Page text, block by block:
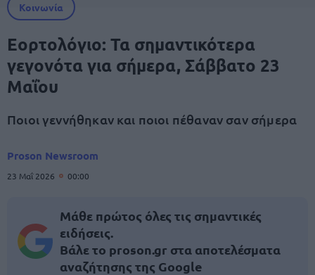
Κοινωνία
Εορτολόγιο: Τα σημαντικότερα
γεγονότα για σήμερα, Σάββατο 23
Μαΐου
Ποιοι γεννήθηκαν και ποιοι πέθαναν σαν σήμερα
Proson Newsroom
23 Μαΐ 2026 00:00
Μάθε πρώτος όλες τις σημαντικές
ειδήσεις.
Βάλε το proson.gr στα αποτελέσματα
αναζήτησης της Google